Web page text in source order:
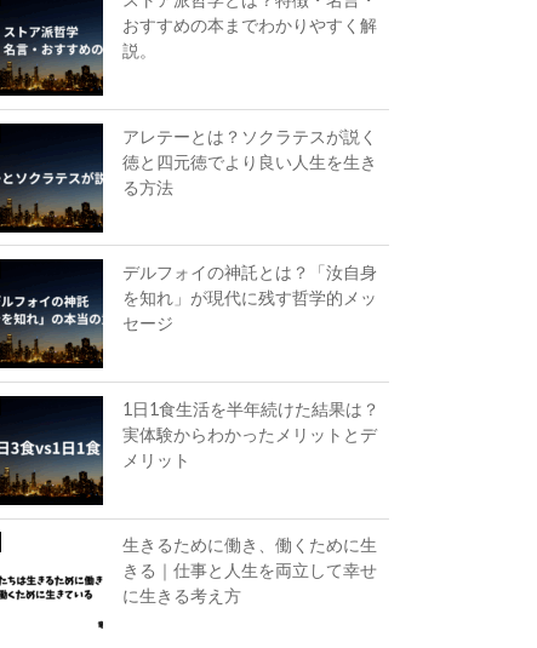
おすすめの本までわかりやすく解
説。
アレテーとは？ソクラテスが説く
徳と四元徳でより良い人生を生き
る方法
デルフォイの神託とは？「汝自身
を知れ」が現代に残す哲学的メッ
セージ
1日1食生活を半年続けた結果は？
実体験からわかったメリットとデ
メリット
生きるために働き、働くために生
きる｜仕事と人生を両立して幸せ
に生きる考え方